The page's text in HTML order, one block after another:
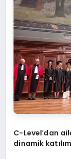
C-Level’dan
dinamik